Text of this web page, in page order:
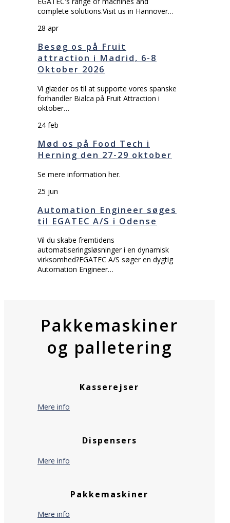
complete solutions.Visit us in Hannover…
28 apr
Besøg os på Fruit
attraction i Madrid, 6-8
Oktober 2026
Vi glæder os til at supporte vores spanske
forhandler Bialca på Fruit Attraction i
oktober…
24 feb
Mød os på Food Tech i
Herning den 27-29 oktober
Se mere information her.
25 jun
Automation Engineer søges
til EGATEC A/S i Odense
Vil du skabe fremtidens
automatiseringsløsninger i en dynamisk
virksomhed?EGATEC A/S søger en dygtig
Automation Engineer…
Pakkemaskiner
og palletering
Kasserejser
Mere info
Dispensers
Mere info
Pakkemaskiner
Mere info